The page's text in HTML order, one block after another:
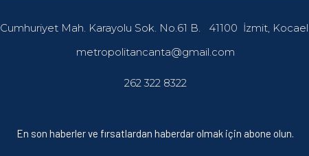
Cumhuriyet Mah. Karayolu Sok. No.61 B. 41100 İzmit,
metropolitancanta@gmail.com
262 322 8322
En son haberler ve fırsatlardan haberdar olmak için abone olun.